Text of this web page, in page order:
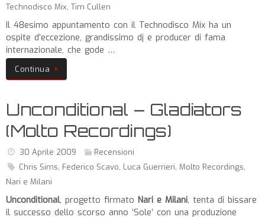
Technodisco Mix, Tim Cullen
Il 48esimo appuntamento con il Technodisco Mix ha un
ospite d’eccezione, grandissimo dj e producer di fama
internazionale, che gode …
Continua
Unconditional – Gladiators
(Molto Recordings)
30 Aprile 2009
Recensioni
Chris Sims, Federico Scavo, Luca Guerrieri, Molto Recordings,
Nari e Milani
Unconditional, progetto firmato Nari e Milani, tenta di bissare
il successo dello scorso anno ‘Sole’ con una produzione